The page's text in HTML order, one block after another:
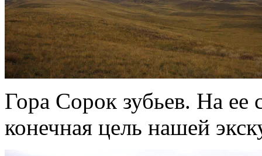
Гора Сорок зубьев. На
конечная цель нашей